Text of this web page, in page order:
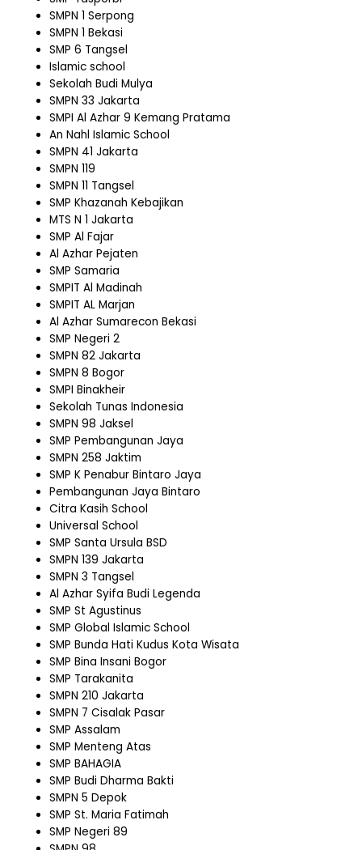
SMPN 1 Serpong
SMPN 1 Bekasi
SMP 6 Tangsel
Islamic school
Sekolah Budi Mulya
SMPN 33 Jakarta
SMPI Al Azhar 9 Kemang Pratama
An Nahl Islamic School
SMPN 41 Jakarta
SMPN 119
SMPN 11 Tangsel
SMP Khazanah Kebajikan
MTS N 1 Jakarta
SMP Al Fajar
Al Azhar Pejaten
SMP Samaria
SMPIT Al Madinah
SMPIT AL Marjan
Al Azhar Sumarecon Bekasi
SMP Negeri 2
SMPN 82 Jakarta
SMPN 8 Bogor
SMPI Binakheir
Sekolah Tunas Indonesia
SMPN 98 Jaksel
SMP Pembangunan Jaya
SMPN 258 Jaktim
SMP K Penabur Bintaro Jaya
Pembangunan Jaya Bintaro
Citra Kasih School
Universal School
SMP Santa Ursula BSD
SMPN 139 Jakarta
SMPN 3 Tangsel
Al Azhar Syifa Budi Legenda
SMP St Agustinus
SMP Global Islamic School
SMP Bunda Hati Kudus Kota Wisata
SMP Bina Insani Bogor
SMP Tarakanita
SMPN 210 Jakarta
SMPN 7 Cisalak Pasar
SMP Assalam
SMP Menteng Atas
SMP BAHAGIA
SMP Budi Dharma Bakti
SMPN 5 Depok
SMP St. Maria Fatimah
SMP Negeri 89